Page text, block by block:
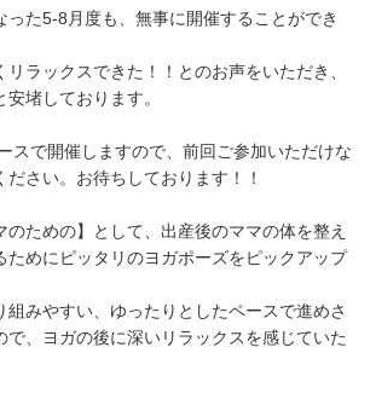
った5-8月度も、無事に開催することができ
ラックスできた！！とのお声をいただき、
堵しております。
スで開催しますので、前回ご参加いただけな
さい。お待ちしております！！
のための】として、出産後のママの体を整え
ためにピッタリのヨガポーズをピックアップ
組みやすい、ゆったりとしたペースで進めさ
で、ヨガの後に深いリラックスを感じていた